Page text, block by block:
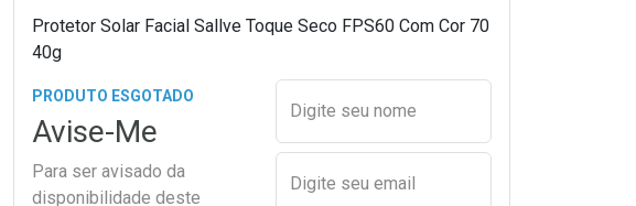
Protetor Solar Facial Sallve Toque Seco FPS60 Com Cor 70
40g
PRODUTO ESGOTADO
Avise-Me
Para ser avisado da
disponibilidade deste
Preencher nome e email
Digite seu nome
Digite seu email